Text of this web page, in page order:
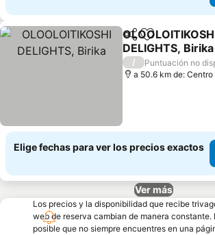
CompartirAgregar a
DELIGHTS, Birika
/
Puntuación no
a 50.6 km de:
Elige fechas para ver los precios exactos
Ver más
Los precios y la disponibilidad que recibe
web de reserva cambian de manera constante.
posible que no siempre encuentres en una